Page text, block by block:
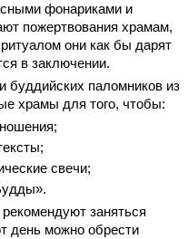
фонариками и
пожертвования храмам,
они как бы дарят
в заключении.
буддийских паломников из
храмы для того, чтобы:
свечи;
заняться
день можно обрести